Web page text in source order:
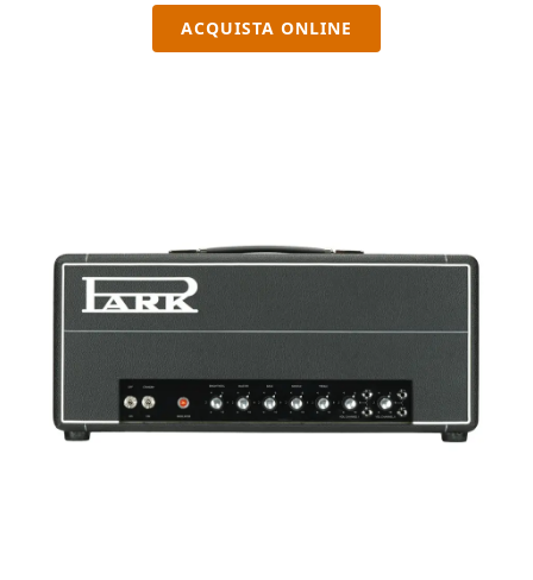
ACQUISTA ONLINE